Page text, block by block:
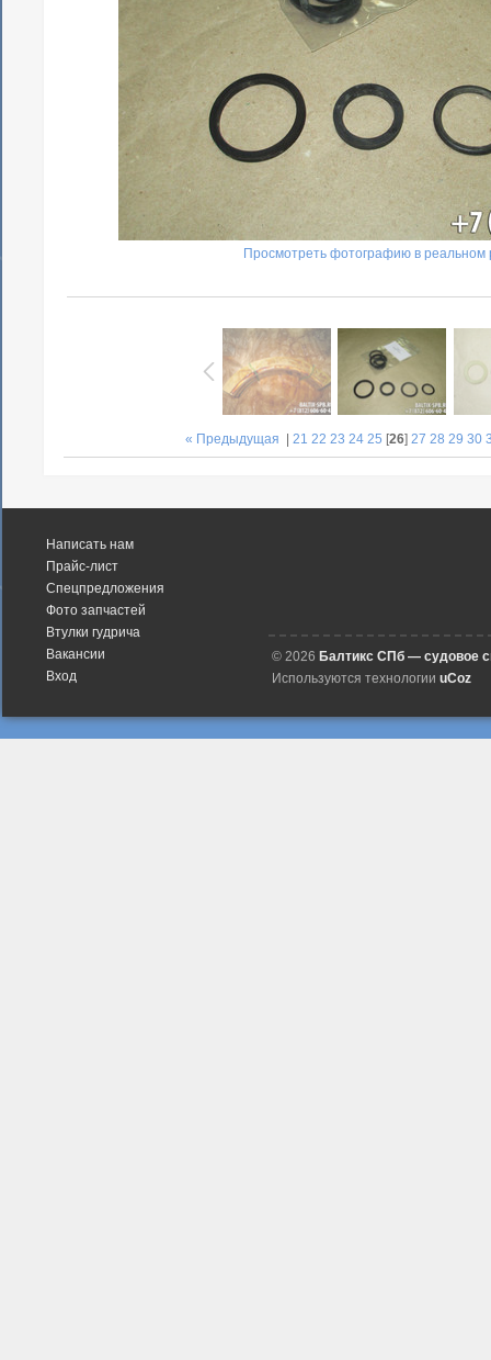
Просмотреть фотографию в реальном
« Предыдущая 21 22 23 24 25 [26] 27 28 29 30
Написать нам
Прайс-лист
Спецпредложения
Фото запчастей
Втулки гудрича
Вакансии
Вход
© 2026 Балтикс СПб — судовое
Используются технологии uCoz